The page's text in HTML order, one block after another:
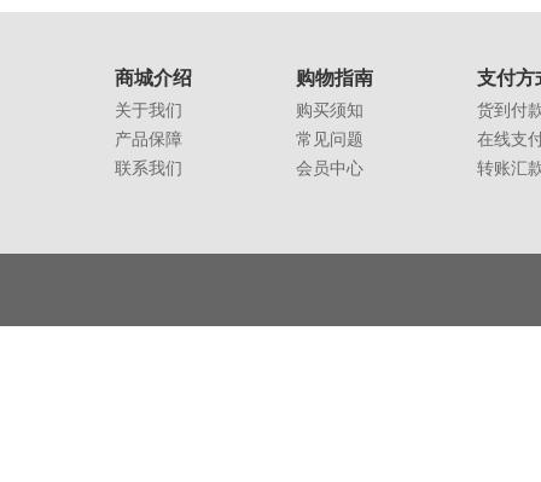
商城介绍
关于我们
产品保障
联系我们
购物指南
购买须知
常见问题
会员中心
支付方
货到付
在线支
转账汇